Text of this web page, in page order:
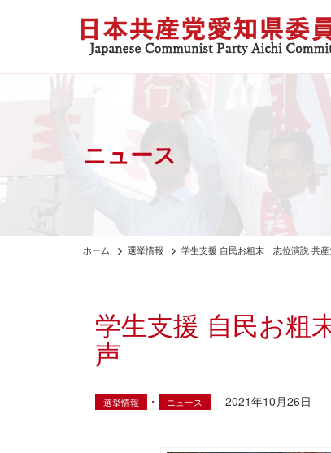
ニュース
ホーム 選挙情報 学生支援 自民お粗末 志位演説 共産
学生支援 自民お
声
選挙情報 ・ ニュース 2021年10月26日